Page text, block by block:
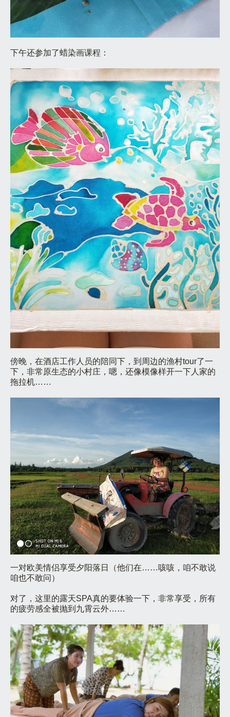
下午还参加了蜡染画课程：
傍晚，在酒店工作人员的陪同下，到周边的渔村tour了一
下，非常原生态的小村庄，嗯，还像模像样开一下人家的
拖拉机……
一对欧美情侣享受夕阳落日（他们在……咳咳，咱不敢说
咱也不敢问）
对了，这里的露天SPA真的要体验一下，非常享受，所有
的疲劳感全被抛到九霄云外……